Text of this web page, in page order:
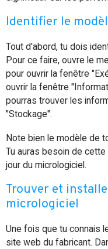
Identifier le
Tout d'abord, tu dois
Pour ce faire, ouvre le
pour ouvrir la fenêtre
ouvrir la fenêtre
pourras trouver les
"Stockage".
Note bien le modèle de
Tu auras besoin de
jour du micrologiciel.
Trouver et
micrologiciel
Une fois que tu connais
site web du fabricant.